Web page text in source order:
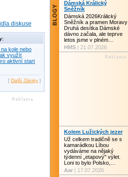
diskuse
kole nebo
využít
aktivní start
[ Další články ]
Dámská Králický
Sněžník
Dámská 2026Králický
Sněžník a pramen Moravy
Druhá desítka Dámské
dávno začala, ale teprve
letos jsme v plném…
HMS | 21.07.2026
Kolem Lužických jezer
Už celkem tradičně se s
kamarádkou Líbou
vydáváme na nějaký
týdenní „etapový" výlet.
Loni to bylo Polsko,…
Aar | 17.07.2026